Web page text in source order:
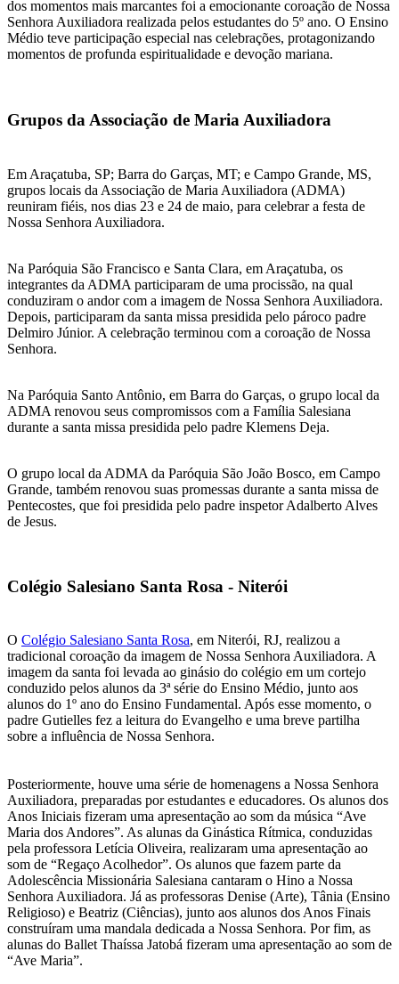
dos momentos mais marcantes foi a emocionante coroação de Nossa
Senhora Auxiliadora realizada pelos estudantes do 5º ano. O Ensino
Médio teve participação especial nas celebrações, protagonizando
momentos de profunda espiritualidade e devoção mariana.
Grupos da Associação de Maria Auxiliadora
Em Araçatuba, SP; Barra do Garças, MT; e Campo Grande, MS,
grupos locais da Associação de Maria Auxiliadora (ADMA)
reuniram fiéis, nos dias 23 e 24 de maio, para celebrar a festa de
Nossa Senhora Auxiliadora.
Na Paróquia São Francisco e Santa Clara, em Araçatuba, os
integrantes da ADMA participaram de uma procissão, na qual
conduziram o andor com a imagem de Nossa Senhora Auxiliadora.
Depois, participaram da santa missa presidida pelo pároco padre
Delmiro Júnior. A celebração terminou com a coroação de Nossa
Senhora.
Na Paróquia Santo Antônio, em Barra do Garças, o grupo local da
ADMA renovou seus compromissos com a Família Salesiana
durante a santa missa presidida pelo padre Klemens Deja.
O grupo local da ADMA da Paróquia São João Bosco, em Campo
Grande, também renovou suas promessas durante a santa missa de
Pentecostes, que foi presidida pelo padre inspetor Adalberto Alves
de Jesus.
Colégio Salesiano Santa Rosa - Niterói
O Colégio Salesiano Santa Rosa, em Niterói, RJ, realizou a
tradicional coroação da imagem de Nossa Senhora Auxiliadora. A
imagem da santa foi levada ao ginásio do colégio em um cortejo
conduzido pelos alunos da 3ª série do Ensino Médio, junto aos
alunos do 1º ano do Ensino Fundamental. Após esse momento, o
padre Gutielles fez a leitura do Evangelho e uma breve partilha
sobre a influência de Nossa Senhora.
Posteriormente, houve uma série de homenagens a Nossa Senhora
Auxiliadora, preparadas por estudantes e educadores. Os alunos dos
Anos Iniciais fizeram uma apresentação ao som da música “Ave
Maria dos Andores”. As alunas da Ginástica Rítmica, conduzidas
pela professora Letícia Oliveira, realizaram uma apresentação ao
som de “Regaço Acolhedor”. Os alunos que fazem parte da
Adolescência Missionária Salesiana cantaram o Hino a Nossa
Senhora Auxiliadora. Já as professoras Denise (Arte), Tânia (Ensino
Religioso) e Beatriz (Ciências), junto aos alunos dos Anos Finais
construíram uma mandala dedicada a Nossa Senhora. Por fim, as
alunas do Ballet Thaíssa Jatobá fizeram uma apresentação ao som de
“Ave Maria”.